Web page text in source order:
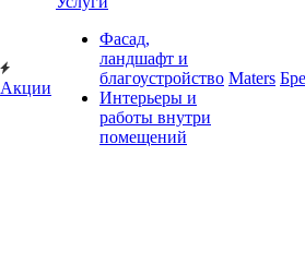
Акции
Фасад,
ландшафт и
благоустройство
Интерьеры и
работы внутри
помещений
Maters